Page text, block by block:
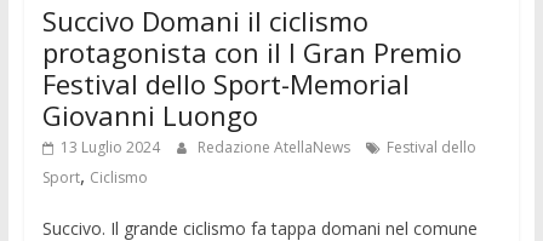
Succivo Domani il ciclismo
protagonista con il I Gran Premio
Festival dello Sport-Memorial
Giovanni Luongo
13 Luglio 2024 Redazione AtellaNews
Festival dello
Sport, Ciclismo
Succivo. Il grande ciclismo fa tappa domani nel comune